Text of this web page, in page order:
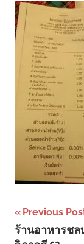
Post
Previous
ร้านอาหารช